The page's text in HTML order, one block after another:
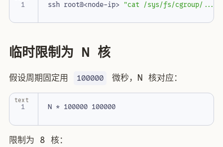
1 ssh root@<node-ip> "cat /sys/fs/cgroup/.../
临时限制为 N 核
假设周期固定用 100000 微秒，N 核对应：
1
text
限制为 8 核：